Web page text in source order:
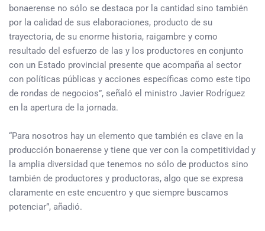
bonaerense no sólo se destaca por la cantidad sino también
por la calidad de sus elaboraciones, producto de su
trayectoria, de su enorme historia, raigambre y como
resultado del esfuerzo de las y los productores en conjunto
con un Estado provincial presente que acompaña al sector
con políticas públicas y acciones específicas como este tipo
de rondas de negocios”, señaló el ministro Javier Rodríguez
en la apertura de la jornada.
“Para nosotros hay un elemento que también es clave en la
producción bonaerense y tiene que ver con la competitividad y
la amplia diversidad que tenemos no sólo de productos sino
también de productores y productoras, algo que se expresa
claramente en este encuentro y que siempre buscamos
potenciar”, añadió.